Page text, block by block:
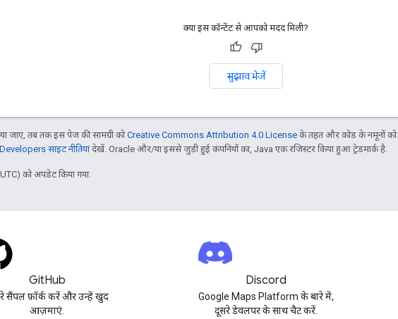
क्या इस कॉन्टेंट से आपको मदद मिली?
सुझाव भेजें
जाए, तब तक इस पेज की सामग्री कोCreative Commons Attribution 4.0 License के तहत और कोड के नमूनों को
साइट नीतियांदेखें. Oracle और/या इससे जुड़ी हुई कंपनियों का, Java एक रजिस्टर किया हुआ ट्रेडमार्क है.
को अपडेट किया गया.
GitHub
सैंपल फ़ॉर्क करें और उन्हें खुद
आज़माएं.
Discord
Google Maps Platform के बारे में,
दूसरे डेवलपर के साथ चैट करें.